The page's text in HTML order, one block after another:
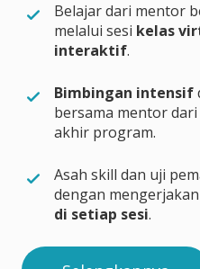
Belajar dari mentor
melalui sesi kelas
interaktif.
Bimbingan intensif
bersama mentor
akhir program.
Asah skill dan uji
dengan mengerjakan
di setiap sesi.